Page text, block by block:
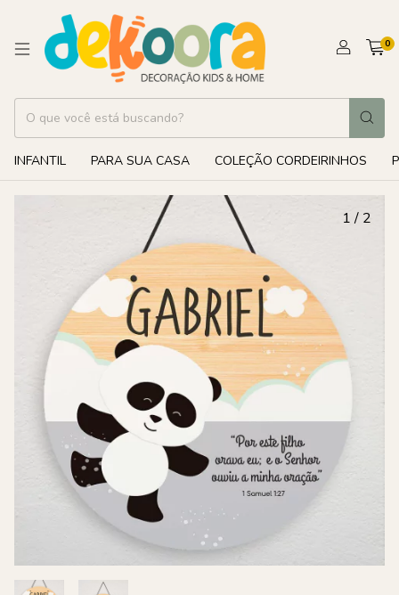
0
INFANTIL PARA SUA CASA COLEÇÃO CORDEIRINHOS
1/ 2